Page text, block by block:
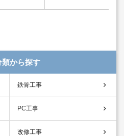
類から探す
鉄骨工事
PC工事
改修工事